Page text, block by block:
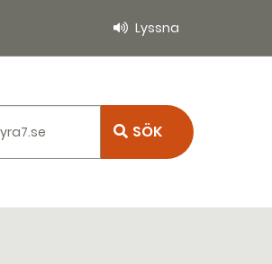
Lyssna